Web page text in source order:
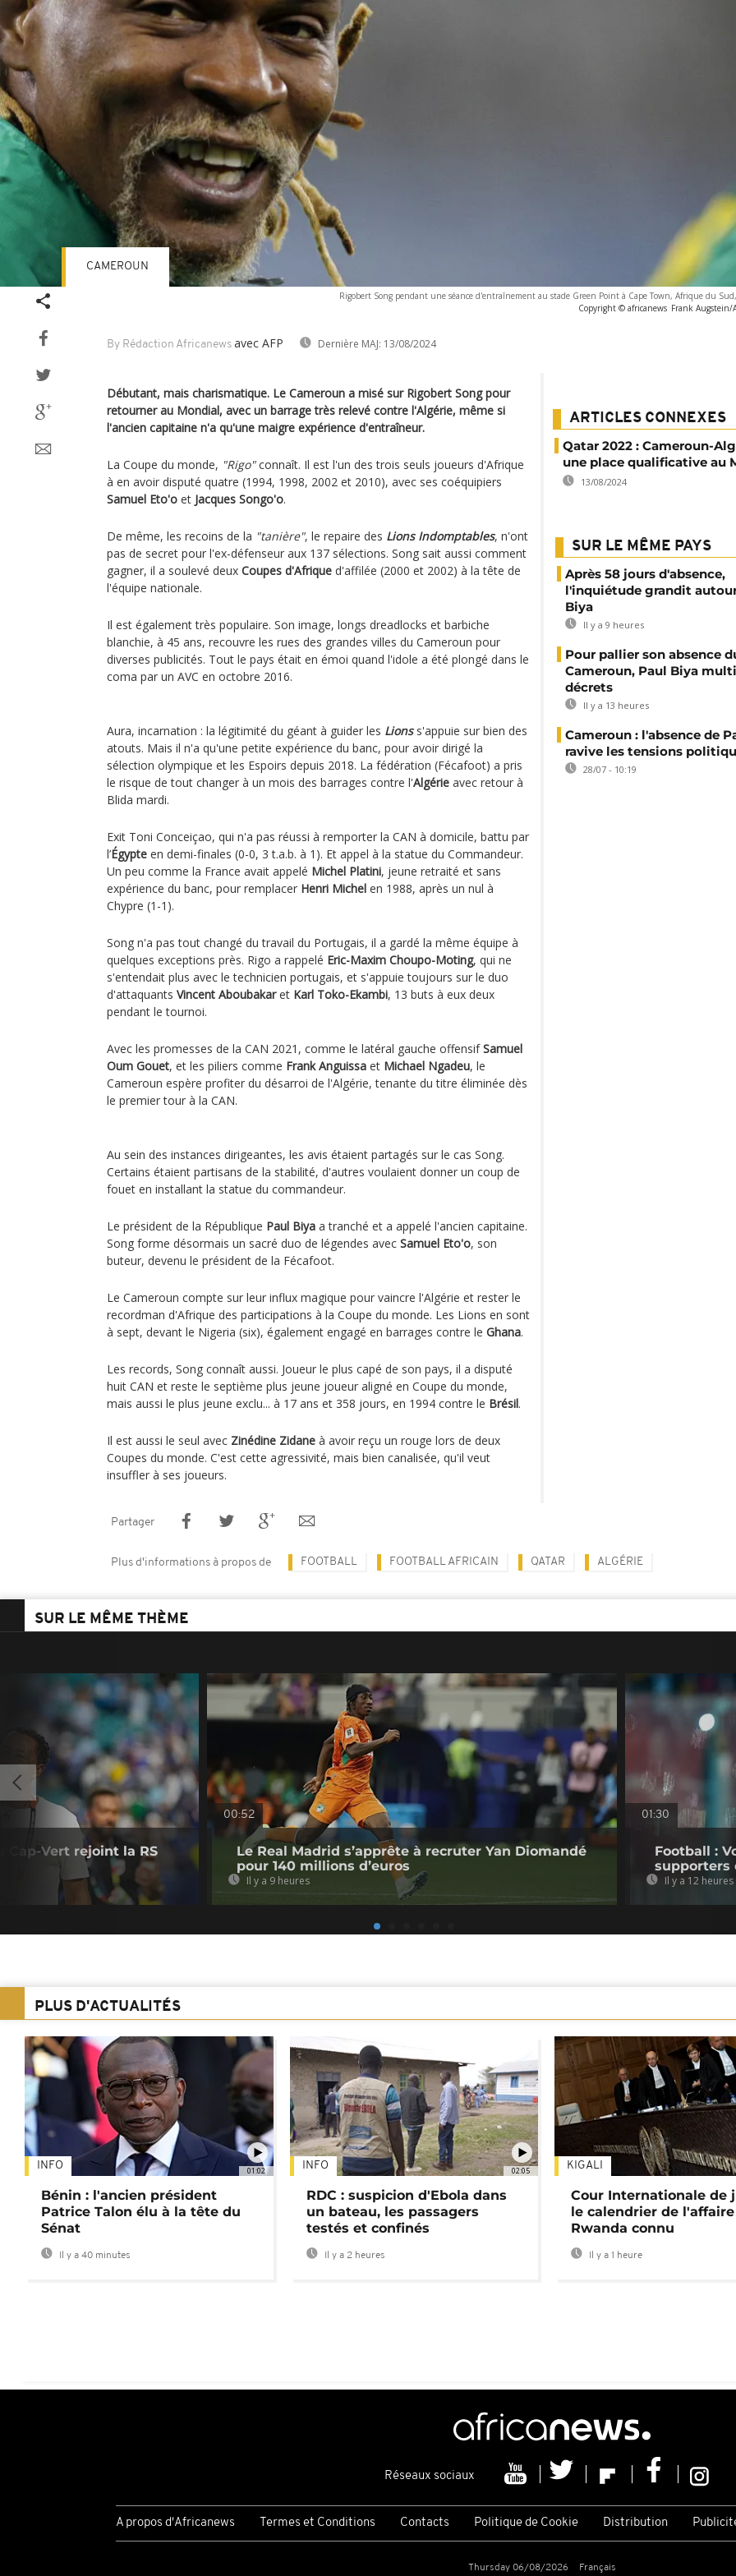
Rigobert Song pendant une séance d'entraînement au stade Green Point à Cape Town, Afrique du
Copyright © africanews Frank Augstein/
By Rédaction Africanews avec AFP Dernière MAJ: 13/08/2024
CAMEROUN
Débutant, mais charismatique. Le Cameroun a misé sur Rigobert Song pour
retourner au Mondial, avec un barrage très relevé contre l'Algérie, même si
l'ancien capitaine n'a qu'une maigre expérience d'entraîneur.
La Coupe du monde, "Rigo"connaît. Il est l'un des trois seuls joueurs d'Afrique
à en avoir disputé quatre (1994, 1998, 2002 et 2010), avec ses coéquipiers
Samuel Eto'o et Jacques Songo'o.
De même, les recoins de la "tanière", le repaire des Lions Indomptables, n'ont
pas de secret pour l'ex-défenseur aux 137 sélections. Song sait aussi comment
gagner, il a soulevé deux Coupes d'Afrique d'affilée (2000 et 2002) à la tête de
l'équipe nationale.
Il est également très populaire. Son image, longs dreadlocks et barbiche
blanchie, à 45 ans, recouvre les rues des grandes villes du Cameroun pour
diverses publicités. Tout le pays était en émoi quand l'idole a été plongé dans le
coma par un AVC en octobre 2016.
Aura, incarnation : la légitimité du géant à guider les Lionss'appuie sur bien des
atouts. Mais il n'a qu'une petite expérience du banc, pour avoir dirigé la
sélection olympique et les Espoirs depuis 2018. La fédération (Fécafoot) a pris
le risque de tout changer à un mois des barrages contre l'Algérie avec retour à
Blida mardi.
Exit Toni Conceiçao, qui n'a pas réussi à remporter la CAN à domicile, battu par
l’Égypte en demi-finales (0-0, 3 t.a.b. à 1). Et appel à la statue du Commandeur.
Un peu comme la France avait appelé Michel Platini, jeune retraité et sans
expérience du banc, pour remplacer Henri Michel en 1988, après un nul à
Chypre (1-1).
Song n'a pas tout changé du travail du Portugais, il a gardé la même équipe à
quelques exceptions près. Rigo a rappelé Eric-Maxim Choupo-Moting, qui ne
s'entendait plus avec le technicien portugais, et s'appuie toujours sur le duo
d'attaquants Vincent Aboubakaret Karl Toko-Ekambi, 13 buts à eux deux
pendant le tournoi.
Avec les promesses de la CAN 2021, comme le latéral gauche offensifSamuel
Oum Gouet, et les piliers comme Frank Anguissa et Michael Ngadeu, le
Cameroun espère profiter du désarroi de l'Algérie, tenante du titre éliminée dès
le premier tour à la CAN.
Au sein des instances dirigeantes, les avis étaient partagés sur le cas Song.
Certains étaient partisans de la stabilité, d'autres voulaient donner un coup de
fouet en installant la statue du commandeur.
Le président de la République Paul Biya a tranché et a appelé l'ancien capitaine.
Song forme désormais un sacré duo de légendes avec Samuel Eto'o, son
buteur, devenu le président de la Fécafoot.
Le Cameroun compte sur leur influx magique pour vaincre l'Algérie et rester le
recordman d'Afrique des participations à la Coupe du monde. Les Lions en sont
à sept, devant le Nigeria (six), également engagé en barrages contre le Ghana.
Les records, Song connaît aussi. Joueur le plus capé de son pays, il a disputé
huit CAN et reste le septième plus jeune joueur aligné en Coupe du monde,
mais aussi le plus jeune exclu... à 17 ans et 358 jours, en 1994 contre le Brésil.
Il est aussi le seul avec Zinédine Zidane à avoir reçu un rouge lors de deux
Coupes du monde. C'est cette agressivité, mais bien canalisée, qu'il veut
insuffler à ses joueurs.
ARTICLES CONNEXES
Qatar 2022 : Cameroun-
une place qualificative au
13/08/2024
SUR LE MÊME PAYS
Après 58 jours d'absence,
l'inquiétude grandit
Biya
Il y a 9 heures
Pour pallier son absence
Cameroun, Paul Biya
décrets
Il y a 13 heures
Cameroun : l'absence de
ravive les tensions
28/07 - 10:19
Partager
Plus d'informations à propos de FOOTBALL FOOTBALL AFRICAIN QATAR ALGÉRIE
SUR LE MÊME THÈME
Cap-Vert rejoint la RS
00:52
Le Real Madrid s’apprête à recruter Yan Diomandé
pour 140 millions d’euros
Il y a 9 heures
01:30
Football :
supporters
Il y a 12 heures
PLUS D'ACTUALITÉS
01:02
INFO
Bénin : l'ancien président
Patrice Talon élu à la tête du
Sénat
Il y a 40 minutes
02:05
INFO
RDC : suspicion d'Ebola dans
un bateau, les passagers
testés et confinés
Il y a 2 heures
KIGALI
Cour Internationale de
le calendrier de l'affaire
Rwanda connu
Il y a 1 heure
Réseaux sociaux
A propos d'Africanews Termes et Conditions Contacts Politique de Cookie Distribution
Thursday 06/08/2026